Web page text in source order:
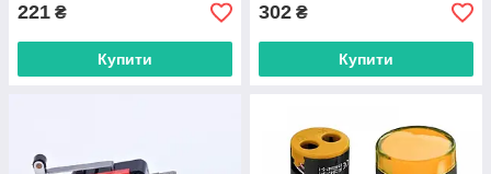
221 ₴
Купити
302 ₴
Купити